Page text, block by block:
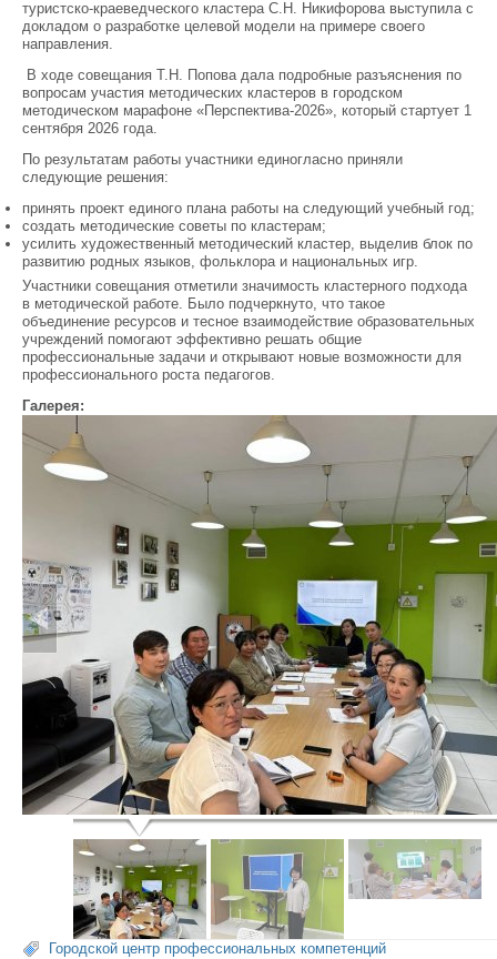
туристско-краеведческого кластера С.Н. Никифорова выступила с
докладом о разработке целевой модели на примере своего
направления.
В ходе совещания Т.Н. Попова дала подробные разъяснения по
вопросам участия методических кластеров в городском
методическом марафоне «Перспектива-2026», который стартует 1
сентября 2026 года.
По результатам работы участники единогласно приняли
следующие решения:
принять проект единого плана работы на следующий учебный год;
создать методические советы по кластерам;
усилить художественный методический кластер, выделив блок по
развитию родных языков, фольклора и национальных игр.
Участники совещания отметили значимость кластерного подхода
в методической работе. Было подчеркнуто, что такое
объединение ресурсов и тесное взаимодействие образовательных
учреждений помогают эффективно решать общие
профессиональные задачи и открывают новые возможности для
профессионального роста педагогов.
Галерея:
Городской центр профессиональных компетенций